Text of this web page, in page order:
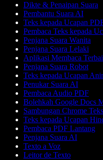
Dikte & Penaipan Suara
Pembantu Suara AI
Teks kepada Ucapan
Pembaca Teks kepada
Penjana Suara Wanita
Penjana Suara Lelaki
Aplikasi Membaca
Penjana Suara Robot
Teks kepada Ucapan
Penukar Suara AI
Pembaca Audio PDF
Bolehkah Google Docs
Sambungan Chrome
Teks kepada Ucapan
Pembaca PDF Lantang
Penjana Suara AI
Texto a Voz
Leitor de Texto